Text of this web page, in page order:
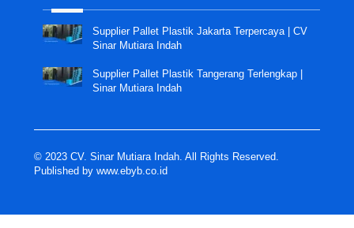
Supplier Pallet Plastik Jakarta Terpercaya | CV
Sinar Mutiara Indah
Supplier Pallet Plastik Tangerang Terlengkap |
Sinar Mutiara Indah
© 2023 CV. Sinar Mutiara Indah. All Rights Reserved.
Published by www.ebyb.co.id